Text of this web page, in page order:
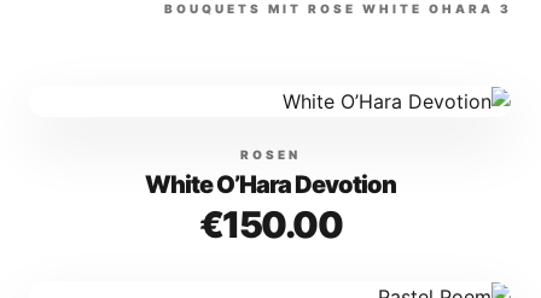
3
BOUQUETS MIT ROSE WHITE OHARA
ROSEN
White O’Hara Devotion
€150.00